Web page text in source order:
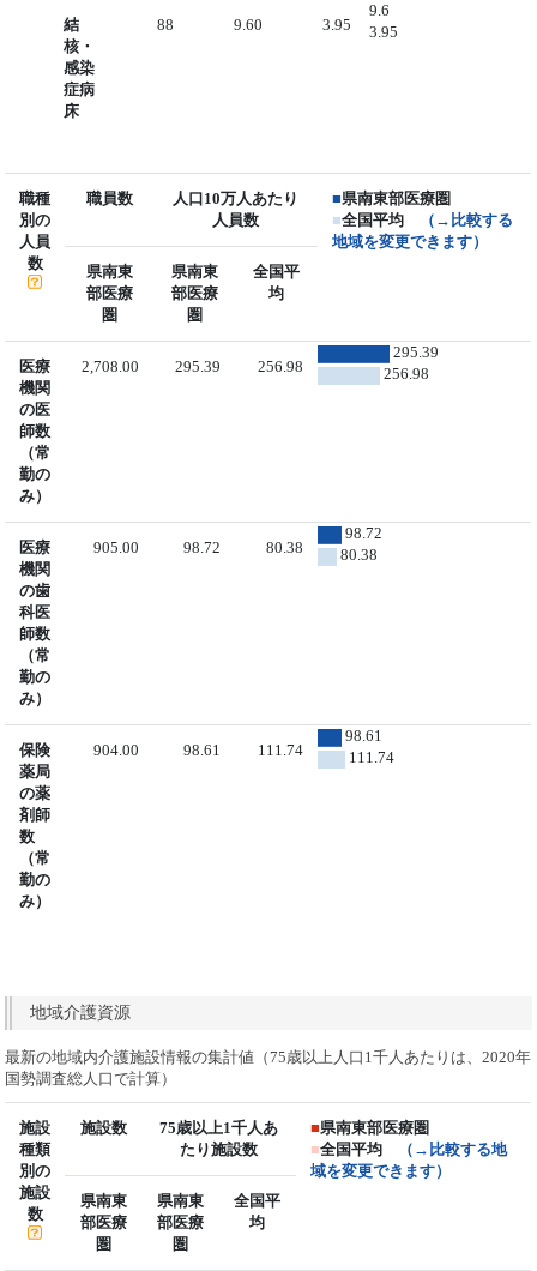
結
核・
感染
症病
床
88 9.60 3.95
9.6
3.95
職種
別の
人員
数
職員数
人口10万人あたり
人員数
■県南東部医療圏
■全国平均
（→比較する
地域を変更できます）
県南東
部医療
圏
県南東
部医療
圏
全国平
均
医療
機関
の医
師数
（常
勤の
み）
2,708.00 295.39 256.98
295.39
256.98
医療
機関
の歯
科医
師数
（常
勤の
み）
905.00 98.72 80.38
98.72
80.38
保険
薬局
の薬
剤師
数
（常
勤の
み）
904.00 98.61 111.74
98.61
111.74
地域介護資源
最新の地域内介護施設情報の集計値（75歳以上人口1千人あたりは、2020年
国勢調査総人口で計算）
施設
種類
別の
施設
数
施設数
75歳以上1千人あ
たり施設数
■県南東部医療圏
■全国平均
（→比較する地
域を変更できます）
県南東
部医療
圏
県南東
部医療
圏
全国平
均